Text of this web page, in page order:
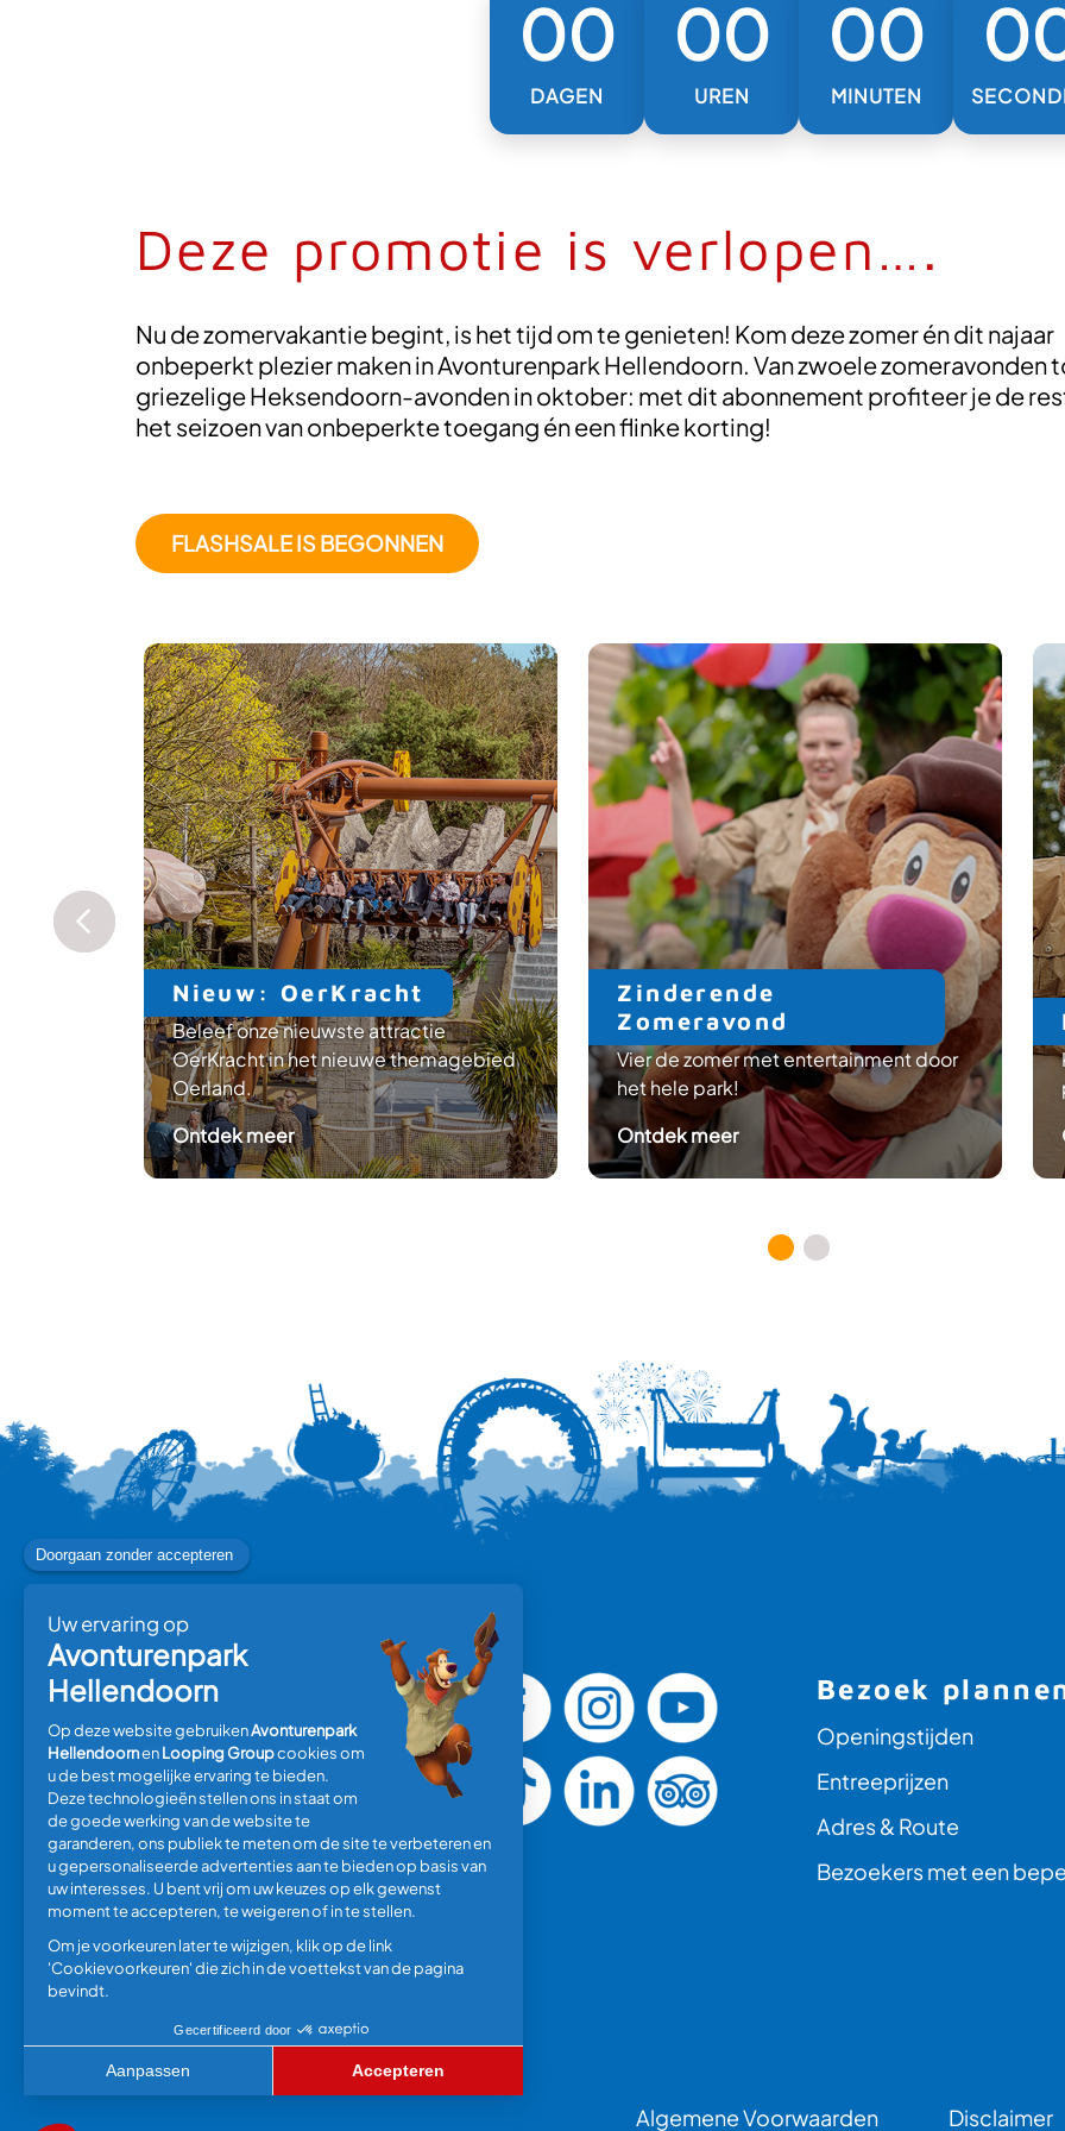
00
DAGEN
00
UREN
00
MINUTEN
Deze promotie is verlopen….
Nu de zomervakantie begint, is het tijd om te genieten! Kom deze zomer én dit najaar
onbeperkt plezier maken in Avonturenpark Hellendoorn. Van zwoele zomeravonden
griezelige Heksendoorn-avonden in oktober: met dit abonnement profiteer je de
het seizoen van onbeperkte toegang én een flinke korting!
FLASHSALE IS BEGONNEN
Nieuw: OerKracht
Beleef onze nieuwste attractie
OerKracht in het nieuwe themagebied
Oerland.
Ontdek meer: Nieuw: OerKracht
Zinderende
Zomeravond
Vier de zomer met entertainment door
het hele park!
Ontdek meer: Zinderende Zomeravond
Bezoek
Openingstijden
Entreeprijzen
Adres & Route
Bezoekers met een
Algemene Voorwaarden Disclaimer